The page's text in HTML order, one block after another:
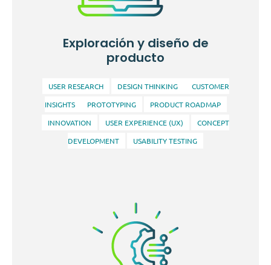
Ofrecemos soluciones tecnológicas ajustadas a las
enfocamos en crear sistemas que no solo cumplan
con las expectativas funcionales sino que también
ofrezcan una experiencia de usuario excepcional y un
Exploración y diseño de
producto
USER RESEARCH DESIGN THINKING
CUSTOMER
INSIGHTS
PROTOTYPING
PRODUCT ROADMAP
INNOVATION
USER EXPERIENCE (UX)
CONCEPT
DEVELOPMENT
USABILITY TESTING